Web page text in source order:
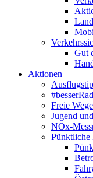
Gut
Aktionen
Freie Wege
Jugend
NOx-
Pünktliche